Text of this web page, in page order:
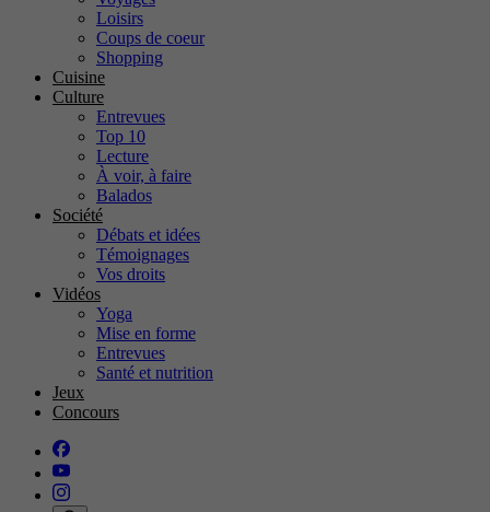
Loisirs
Coups de coeur
Shopping
Cuisine
Culture
Entrevues
Top 10
Lecture
À voir, à faire
Balados
Société
Débats et idées
Témoignages
Vos droits
Vidéos
Yoga
Mise en forme
Entrevues
Santé et nutrition
Jeux
Concours